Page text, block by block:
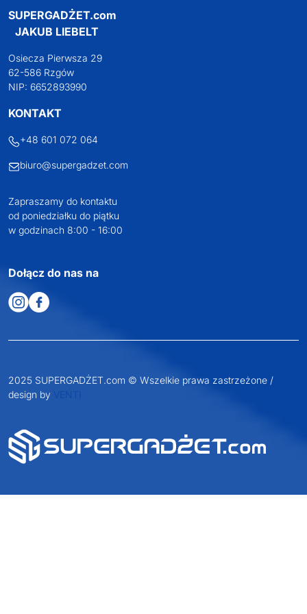
SUPERGADŻET.com
JAKUB LIEBELT
Osiecza Pierwsza 29
62-586 Rzgów
NIP: 6652893990
KONTAKT
+48 601 072 064
biuro@supergadzet.com
Zapraszamy do kontaktu
od poniedziałku do piątku
w godzinach 8:00 - 16:00
Dołącz do nas na
2025 SUPERGADŻET.com © Wszelkie prawa zastrzeżone /
design by VENTI